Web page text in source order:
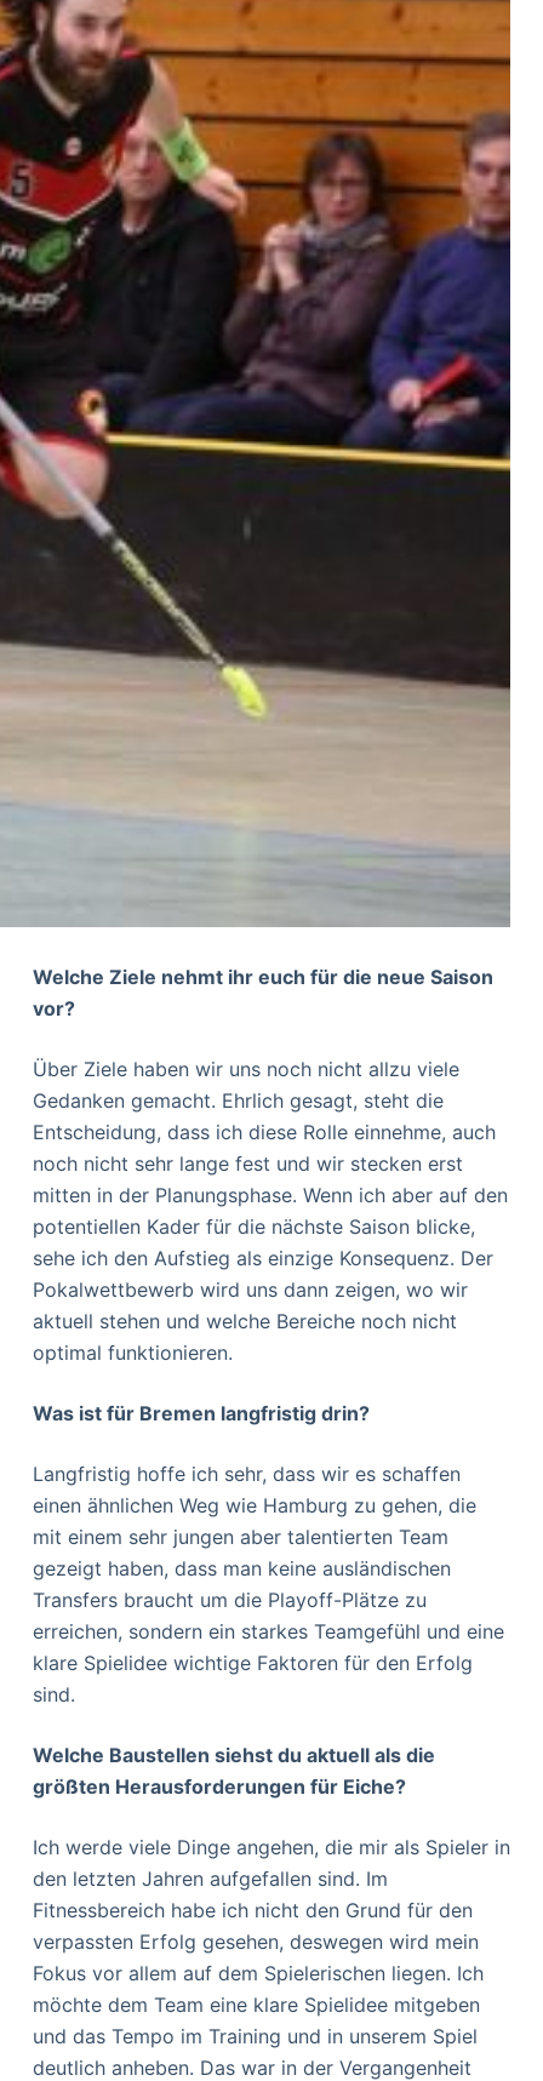
Welche Ziele nehmt ihr euch für die neue Saison
vor?
Über Ziele haben wir uns noch nicht allzu viele
Gedanken gemacht. Ehrlich gesagt, steht die
Entscheidung, dass ich diese Rolle einnehme, auch
noch nicht sehr lange fest und wir stecken erst
mitten in der Planungsphase. Wenn ich aber auf den
potentiellen Kader für die nächste Saison blicke,
sehe ich den Aufstieg als einzige Konsequenz. Der
Pokalwettbewerb wird uns dann zeigen, wo wir
aktuell stehen und welche Bereiche noch nicht
optimal funktionieren.
Was ist für Bremen langfristig drin?
Langfristig hoffe ich sehr, dass wir es schaffen
einen ähnlichen Weg wie Hamburg zu gehen, die
mit einem sehr jungen aber talentierten Team
gezeigt haben, dass man keine ausländischen
Transfers braucht um die Playoff-Plätze zu
erreichen, sondern ein starkes Teamgefühl und eine
klare Spielidee wichtige Faktoren für den Erfolg
sind.
Welche Baustellen siehst du aktuell als die
größten Herausforderungen für Eiche?
Ich werde viele Dinge angehen, die mir als Spieler in
den letzten Jahren aufgefallen sind. Im
Fitnessbereich habe ich nicht den Grund für den
verpassten Erfolg gesehen, deswegen wird mein
Fokus vor allem auf dem Spielerischen liegen. Ich
möchte dem Team eine klare Spielidee mitgeben
und das Tempo im Training und in unserem Spiel
deutlich anheben. Das war in der Vergangenheit